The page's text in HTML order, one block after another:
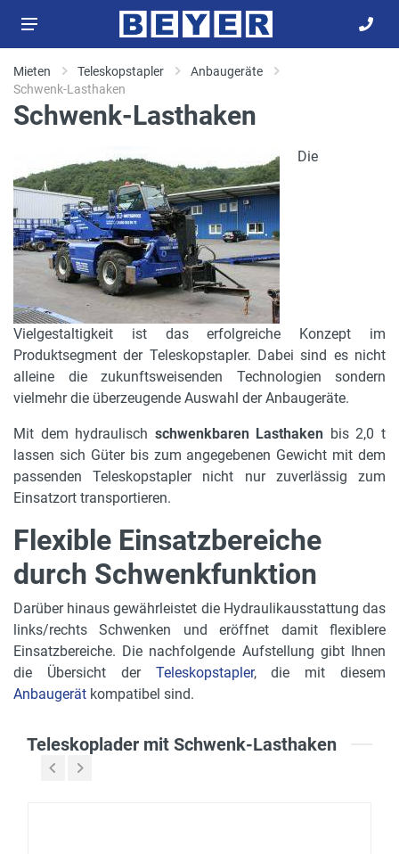
Mieten Teleskopstapler
Anbaugeräte
Schwenk-Lasthaken
Schwenk-Lasthaken
Die
Vielgestaltigkeit ist das erfolgreiche Konzept im
Produktsegment der Teleskopstapler. Dabei sind es nicht
alleine die zukunftsweisenden Technologien sondern
vielmehr die überzeugende Auswahl der Anbaugeräte.
Mit dem hydraulisch schwenkbaren Lasthaken bis 2,0 t
lassen sich Güter bis zum angegebenen Gewicht mit dem
passenden Teleskopstapler nicht nur zuverlässig zum
Einsatzort transportieren.
Flexible Einsatzbereiche
durch Schwenkfunktion
Darüber hinaus gewährleistet die Hydraulikausstattung das
links/rechts Schwenken und eröffnet damit flexiblere
Einsatzbereiche. Die nachfolgende Aufstellung gibt Ihnen
die Übersicht der Teleskopstapler, die mit diesem
Anbaugerät kompatibel sind.
Teleskoplader mit Schwenk-Lasthaken